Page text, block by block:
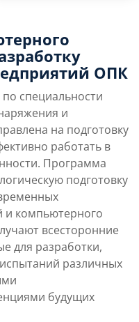
направления
Карьерные
ОПК
специальности
и
на подготовку
работать в
Программа
подготовку
и компьютерного
всесторонние
для разработки,
различных
будущих